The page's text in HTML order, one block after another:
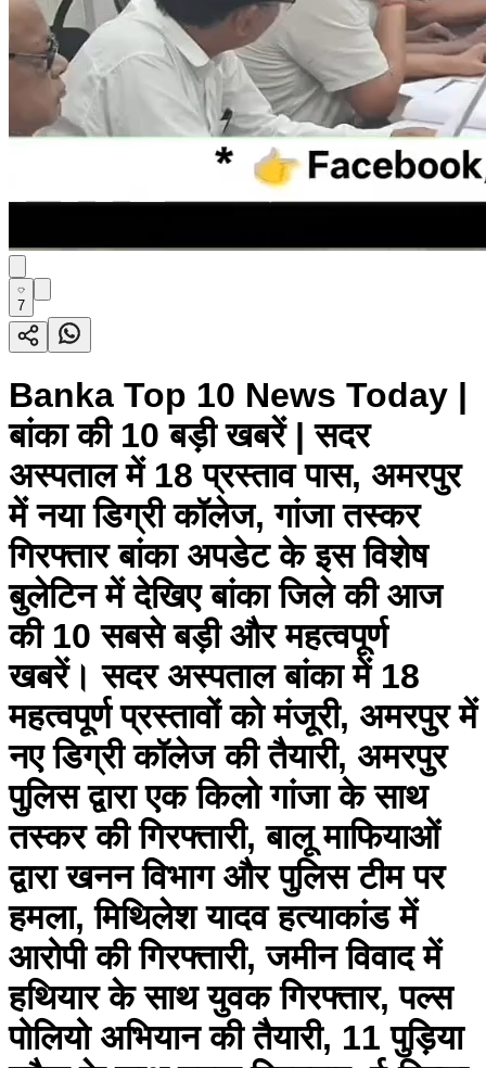
7
Banka Top 10 News Today |
बांका की 10 बड़ी खबरें | सदर
अस्पताल में 18 प्रस्ताव पास, अमरपुर
में नया डिग्री कॉलेज, गांजा तस्कर
गिरफ्तार बांका अपडेट के इस विशेष
बुलेटिन में देखिए बांका जिले की आज
की 10 सबसे बड़ी और महत्वपूर्ण
खबरें। सदर अस्पताल बांका में 18
महत्वपूर्ण प्रस्तावों को मंजूरी, अमरपुर में
नए डिग्री कॉलेज की तैयारी, अमरपुर
पुलिस द्वारा एक किलो गांजा के साथ
तस्कर की गिरफ्तारी, बालू माफियाओं
द्वारा खनन विभाग और पुलिस टीम पर
हमला, मिथिलेश यादव हत्याकांड में
आरोपी की गिरफ्तारी, जमीन विवाद में
हथियार के साथ युवक गिरफ्तार, पल्स
पोलियो अभियान की तैयारी, 11 पुड़िया